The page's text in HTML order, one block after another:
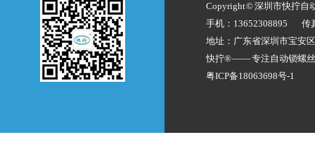
Copyright © 深圳市快拧自
手机：13652308895
传
地址：广东省深圳市宝安
快拧® —— 专注自动锁螺
粤ICP备18063698号-1